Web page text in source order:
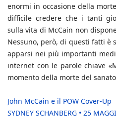
enormi in occasione della
difficile credere che i tanti
sulla vita di McCain non
Nessuno, però, di questi fatti è
apparsi nei più importanti
internet con le parole chiave
momento della morte del
John McCain e il POW Cover-Up
SYDNEY SCHANBERG • 25